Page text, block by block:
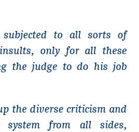
to all sorts of
only for all these
the judge to do his job
the diverse criticism and
system from all sides,